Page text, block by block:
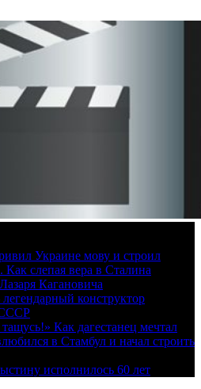
Украине мову и строил
слепая вера в Сталина
Кагановича
конструктор
СССР
Как дагестанец мечтал
в Стамбул и начал строить
исполнилось 60 лет